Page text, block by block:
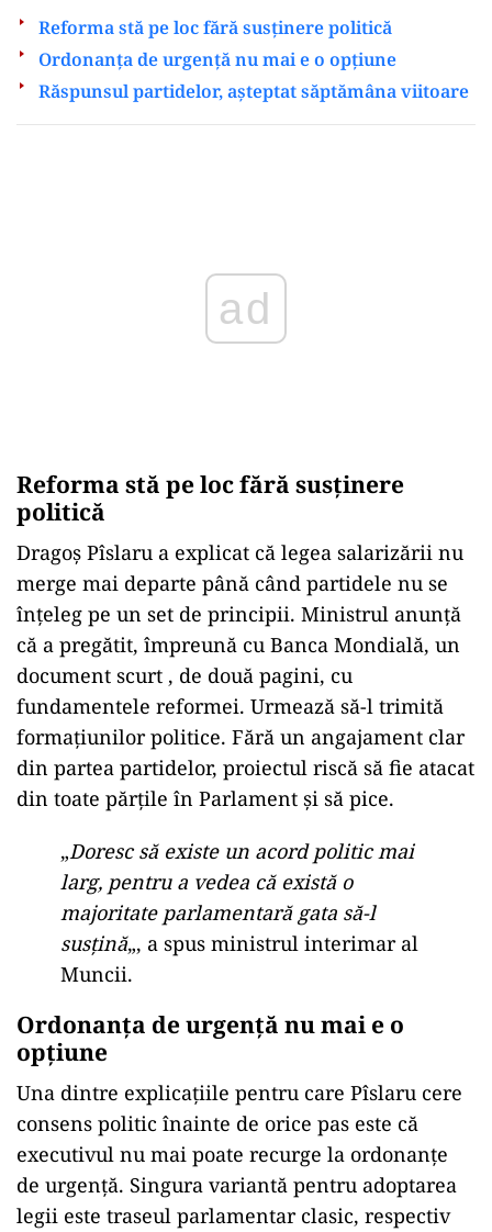
Reforma stă pe loc fără susținere politică
Ordonanța de urgență nu mai e o opțiune
Răspunsul partidelor, așteptat săptămâna viitoare
Reforma stă pe loc fără susținere
politică
Dragoș Pîslaru a explicat că legea salarizării nu
merge mai departe până când partidele nu se
înțeleg pe un set de principii. Ministrul anunță
că a pregătit, împreună cu Banca Mondială, un
document scurt , de două pagini, cu
fundamentele reformei. Urmează să-l trimită
formațiunilor politice. Fără un angajament clar
din partea partidelor, proiectul riscă să fie atacat
din toate părțile în Parlament și să pice.
„Doresc să existe un acord politic mai
larg, pentru a vedea că există o
majoritate parlamentară gata să-l
susțină„, a spus ministrul interimar al
Muncii.
Ordonanța de urgență nu mai e o
opțiune
Una dintre explicațiile pentru care Pîslaru cere
consens politic înainte de orice pas este că
executivul nu mai poate recurge la ordonanțe
de urgență. Singura variantă pentru adoptarea
legii este traseul parlamentar clasic, respectiv